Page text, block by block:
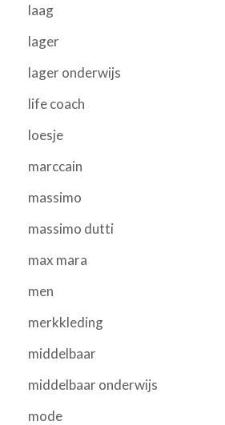
laag
lager
lager onderwijs
life coach
loesje
marccain
massimo
massimo dutti
max mara
men
merkkleding
middelbaar
middelbaar onderwijs
mode